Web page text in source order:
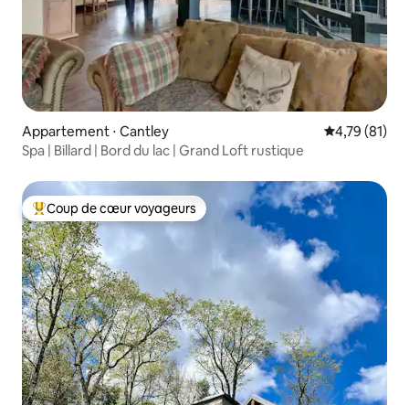
Appartement ⋅ Cantley Évaluation
4,79 (81)
Spa | Billard | Bord du lac | Grand Loft rustique
Coups de cœur voyageurs les plus appréciés
Coup de cœur voyageurs